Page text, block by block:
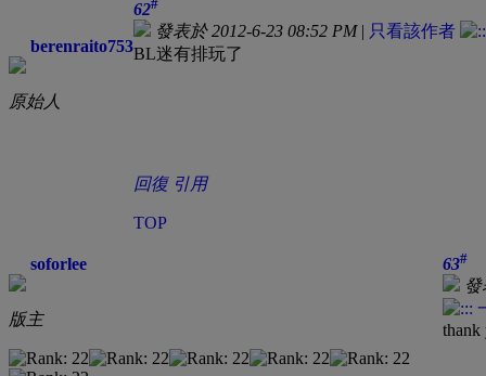
berenraito753
原始人
62#
發表於 2012-6-23 08:52 PM| 只看該作者
BL迷有排玩了
回復 引用
TOP
soforlee
版主
63#
發
thank